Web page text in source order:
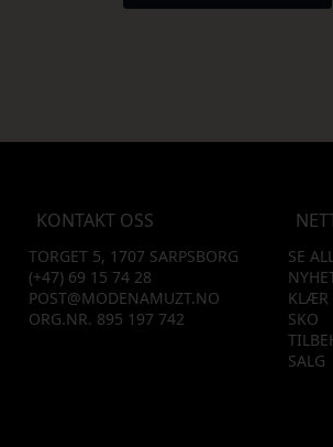
KONTAKT OSS
TORGET 5, 1707 SARPSBORG
(+47) 69 15 74 28
POST@MODENAMUZT.NO
ORG.NR. 895 197 742
SE
KLÆR
SKO
SALG